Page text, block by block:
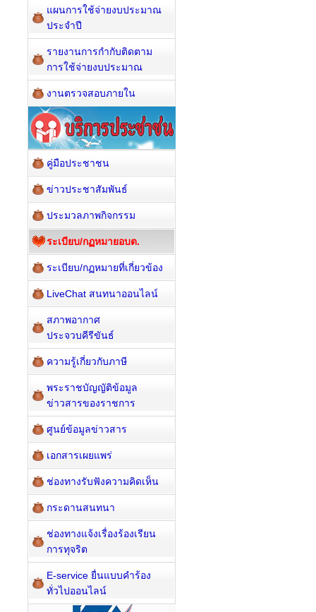
แผนการใช้จ่ายงบประมาณ
ประจำปี
รายงานการกำกับติดตาม
การใช้จ่ายงบประมาณ
งานตรวจสอบภายใน
คู่มือประชาชน
ข่าวประชาสัมพันธ์
ประมวลภาพกิจกรรม
ระเบียบ/กฏหมายอบต.
ระเบียบ/กฏหมายที่เกี่ยวข้อง
LiveChat สนทนาออนไลน์
สภาพอากาศ
ประจวบคีรีขันธ์
ความรู้เกี่ยวกับภาษี
พระราชบัญญัติข้อมูล
ข่าวสารของราชการ
ศูนย์ข้อมูลข่าวสาร
เอกสารเผยแพร่
ช่องทางรับฟังความคิดเห็น
กระดานสนทนา
ช่องทางแจ้งเรื่องร้องเรียน
การทุจริต
E-service ยื่นแบบคำร้อง
ทั่วไปออนไลน์